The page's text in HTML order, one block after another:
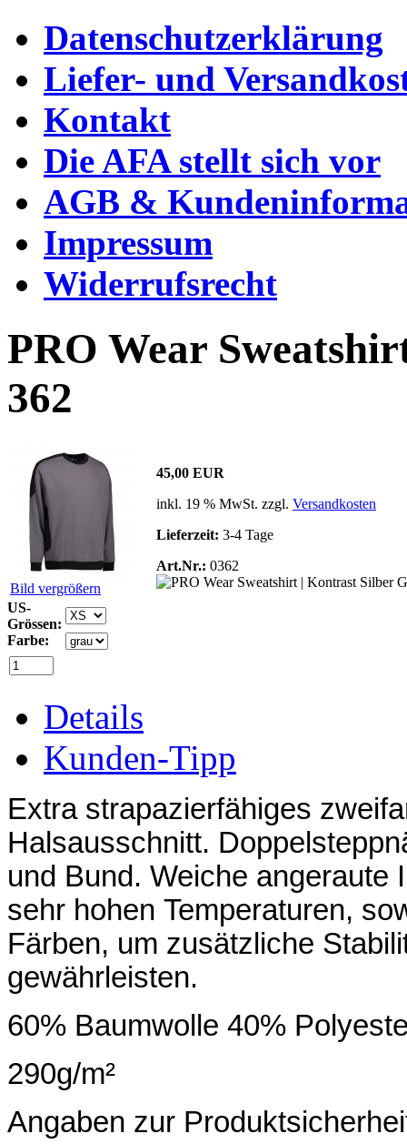
Datenschutzerklärung
Liefer- und
Kontakt
Die AFA stellt sich vor
AGB &
Impressum
Widerrufsrecht
PRO Wear
362
Bild vergrößern
45,00 EUR
inkl. 19 % MwSt. zzgl. Versandkosten
Lieferzeit: 3-4 Tage
Art.Nr.: 0362
US-
Grössen:
Farbe:
Details
Kunden-Tipp
Extra strapazierfähiges
Halsausschnitt.
und Bund. Weiche angeraute
sehr hohen Temperaturen,
Färben, um zusätzliche
gewährleisten.
60% Baumwolle 40%
290g/m²
Angaben zur